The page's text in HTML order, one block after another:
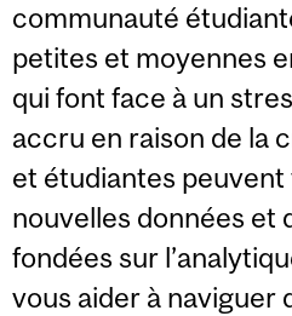
communauté
petites et moyennes
qui font face à un
accru en raison de la
et étudiantes
nouvelles données et
fondées sur
vous aider à naviguer